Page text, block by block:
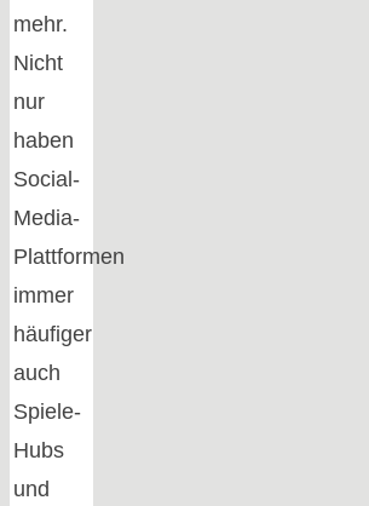
mehr.
Nicht
nur
haben
Social-
Media-
Plattformen
immer
häufiger
auch
Spiele-
Hubs
und